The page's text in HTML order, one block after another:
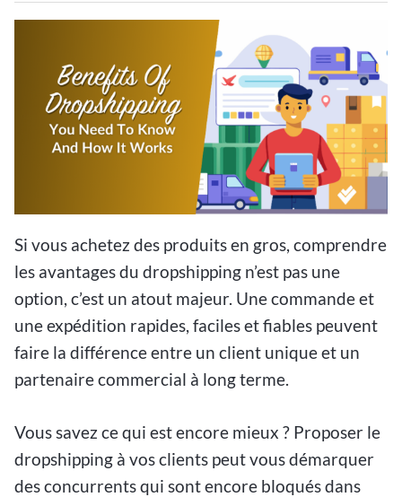
Si vous achetez des produits en gros, comprendre
les avantages du dropshipping n’est pas une
option, c’est un atout majeur. Une commande et
une expédition rapides, faciles et fiables peuvent
faire la différence entre un client unique et un
partenaire commercial à long terme.
Vous savez ce qui est encore mieux ? Proposer le
dropshipping à vos clients peut vous démarquer
des concurrents qui sont encore bloqués dans